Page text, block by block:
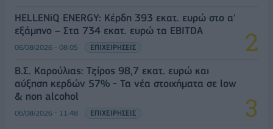
HELLENiQ ENERGY: Κέρδη 393 εκατ. ευρώ στο α'
εξάμηνο – Στα 734 εκατ. ευρώ τα EBITDA
06/08/2026 - 08:05 ΕΠΙΧΕΙΡΗΣΕΙΣ
Β.Σ. Καρούλιας: Τζίρος 98,7 εκατ. ευρώ και
αύξηση κερδών 57% - Τα νέα στοιχήματα σε low
& non alcohol
06/08/2026 - 11:48 ΕΠΙΧΕΙΡΗΣΕΙΣ